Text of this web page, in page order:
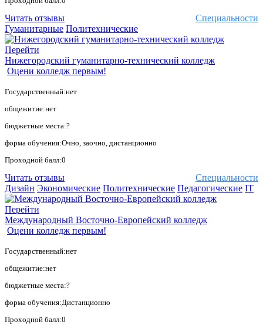
Специальности
Читать отзывы
Гуманитарные Политехнические
Перейти
Нижегородский гуманитарно-технический колледж
Оцени колледж первым!
Государственный:нет
общежитие:нет
бюджетные места:?
форма обучения:Очно, заочно, дистанционно
Проходной балл:0
Специальности
Читать отзывы
Дизайн Экономические Политехнические Педагогические IT
Перейти
Международный Восточно-Европейский колледж
Оцени колледж первым!
Государственный:нет
общежитие:нет
бюджетные места:?
форма обучения:Дистанционно
Проходной балл:0